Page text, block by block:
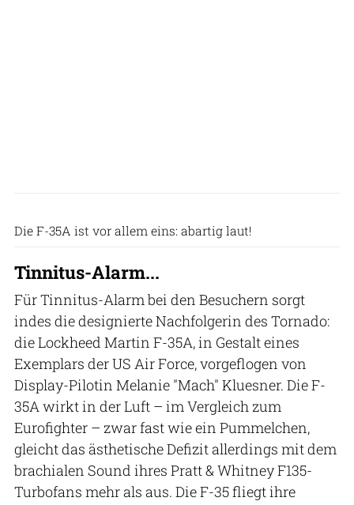
Die F-35A ist vor allem eins: abartig laut!
Tinnitus-Alarm...
Für Tinnitus-Alarm bei den Besuchern sorgt
indes die designierte Nachfolgerin des Tornado:
die Lockheed Martin F-35A, in Gestalt eines
Exemplars der US Air Force, vorgeflogen von
Display-Pilotin Melanie "Mach" Kluesner. Die F-
35A wirkt in der Luft – im Vergleich zum
Eurofighter – zwar fast wie ein Pummelchen,
gleicht das ästhetische Defizit allerdings mit dem
brachialen Sound ihres Pratt & Whitney F135-
Turbofans mehr als aus. Die F-35 fliegt ihre